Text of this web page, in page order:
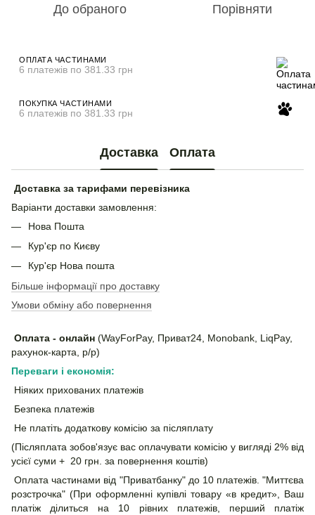
До обраного Порівняти
ОПЛАТА ЧАСТИНАМИ
6 платежів по 381.33 грн
ПОКУПКА ЧАСТИНАМИ
6 платежів по 381.33 грн
Доставка Оплата
Доставка за тарифами перевізника
Варіанти доставки замовлення:
Нова Пошта
Кур'єр по Києву
Кур'єр Нова пошта
Більше інформації про доставку
Умови обміну або повернення
Оплата - онлайн (WayForPay, Приват24, Monobank, LiqPay,
рахунок-карта, р/р)
Переваги і економія:
Ніяких прихованих платежів
Безпека платежів
Не платіть додаткову комісію за післяплату
(Післяплата зобов'язує вас оплачувати комісію у вигляді 2% від
усієї суми + 20 грн. за повернення коштів)
Оплата частинами від "Приватбанку" до 10 платежів. "Миттєва
розстрочка" (При оформленні купівлі товару «в кредит», Ваш
платіж ділиться на 10 рівних платежів, перший платіж